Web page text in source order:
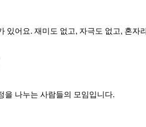
있어요. 재미도 없고, 자극도 없고, 혼자
을 나누는 사람들의 모임입니다.